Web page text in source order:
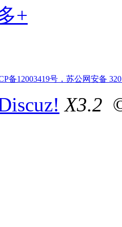
+
备12003419号，苏公网安备
X3.2